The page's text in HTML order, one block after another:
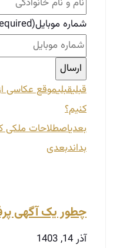
شماره موبایل(Required)
قبلیقبلیموقع عکاسی
کنیم؟
بعدیاصطلاحات ملکی
بداندبعدی
چطور یک آگهی
آذر 14, 1403